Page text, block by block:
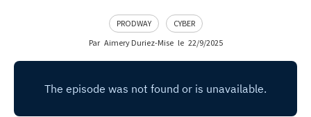
PRODWAY
CYBER
Par Aimery Duriez-Mise le 22/9/2025